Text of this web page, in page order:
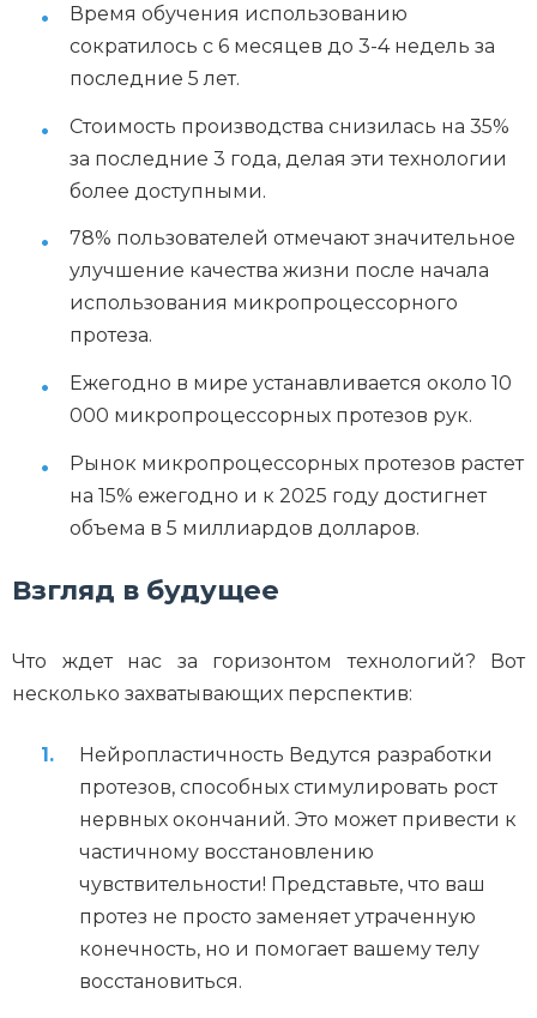
Время обучения использованию
сократилось с 6 месяцев до 3-4 недель за
последние 5 лет.
Стоимость производства снизилась на 35%
за последние 3 года, делая эти технологии
более доступными.
78% пользователей отмечают значительное
улучшение качества жизни после начала
использования микропроцессорного
протеза.
Ежегодно в мире устанавливается около 10
000 микропроцессорных протезов рук.
Рынок микропроцессорных протезов растет
на 15% ежегодно и к 2025 году достигнет
объема в 5 миллиардов долларов.
Взгляд в будущее
Что ждет нас за горизонтом технологий? Вот
несколько захватывающих перспектив:
Нейропластичность Ведутся разработки
протезов, способных стимулировать рост
нервных окончаний. Это может привести к
частичному восстановлению
чувствительности! Представьте, что ваш
протез не просто заменяет утраченную
конечность, но и помогает вашему телу
восстановиться.